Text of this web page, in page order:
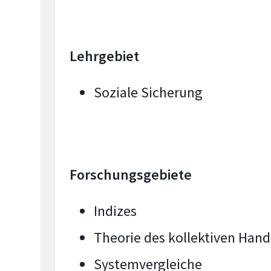
Lehrgebiet
Soziale Sicherung
Forschungsgebiete
Indizes
Theorie des kollektiven
Systemvergleiche